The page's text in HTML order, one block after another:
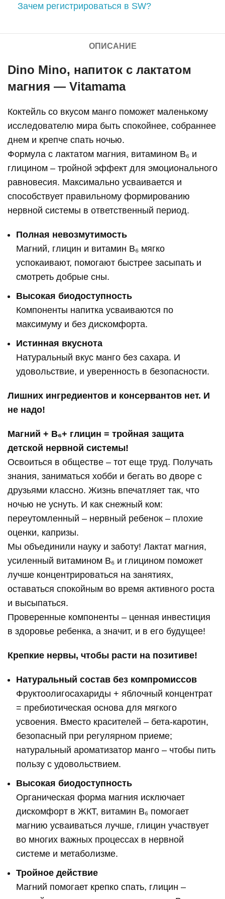
Зачем регистрироваться в SW?
ОПИСАНИЕ
Dino Mino, напиток с лактатом
магния — Vitamama
Коктейль со вкусом манго поможет маленькому
исследователю мира быть спокойнее, собраннее
днем и крепче спать ночью.
Формула с лактатом магния, витамином В₆ и
глицином – тройной эффект для эмоционального
равновесия. Максимально усваивается и
способствует правильному формированию
нервной системы в ответственный период.
Полная невозмутимость
Магний, глицин и витамин В₆ мягко
успокаивают, помогают быстрее засыпать и
смотреть добрые сны.
Высокая биодоступность
Компоненты напитка усваиваются по
максимуму и без дискомфорта.
Истинная вкуснота
Натуральный вкус манго без сахара. И
удовольствие, и уверенность в безопасности.
Лишних ингредиентов и консервантов нет. И
не надо!
Магний + В₆+ глицин = тройная защита
детской нервной системы!
Освоиться в обществе – тот еще труд. Получать
знания, заниматься хобби и бегать во дворе с
друзьями классно. Жизнь впечатляет так, что
ночью не уснуть. И как снежный ком:
переутомленный – нервный ребенок – плохие
оценки, капризы.
Мы объединили науку и заботу! Лактат магния,
усиленный витамином В₆ и глицином поможет
лучше концентрироваться на занятиях,
оставаться спокойным во время активного роста
и высыпаться.
Проверенные компоненты – ценная инвестиция
в здоровье ребенка, а значит, и в его будущее!
Крепкие нервы, чтобы расти на позитиве!
Натуральный состав без компромиссов
Фруктоолигосахариды + яблочный концентрат
= пребиотическая основа для мягкого
усвоения. Вместо красителей – бета-каротин,
безопасный при регулярном приеме;
натуральный ароматизатор манго – чтобы пить
пользу с удовольствием.
Высокая биодоступность
Органическая форма магния исключает
дискомфорт в ЖКТ, витамин В₆ помогает
магнию усваиваться лучше, глицин участвует
во многих важных процессах в нервной
системе и метаболизме.
Тройное действие
Магний помогает крепко спать, глицин –